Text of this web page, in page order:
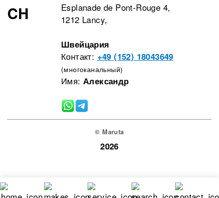
CH
Esplanade de Pont-Rouge 4,
1212 Lancy,
Швейцария
Контакт: +49 (152) 18043649
(многоканальный)
Имя: Александр
© Maruta
2026